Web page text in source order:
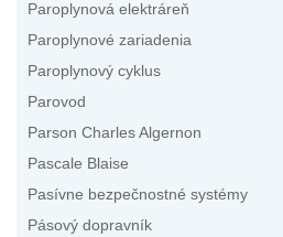
Paroplynová elektráreň
Paroplynové zariadenia
Paroplynový cyklus
Parovod
Parson Charles Algernon
Pascale Blaise
Pasívne bezpečnostné systémy
Pásový dopravník